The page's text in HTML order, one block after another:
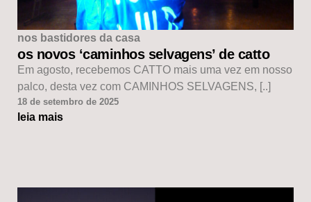
nos bastidores da casa
os novos ‘caminhos selvagens’ de catto
Em agosto, recebemos CATTO mais uma vez em nosso
palco, desta vez com CAMINHOS SELVAGENS, [..]
18 de setembro de 2025
leia mais